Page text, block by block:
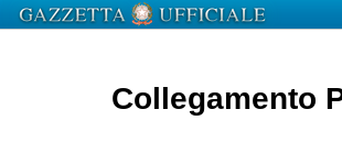
Collegamento